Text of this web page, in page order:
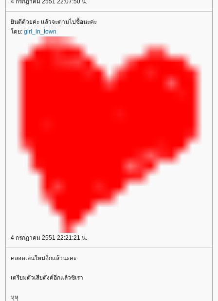
ินดีด้วยค่ะ เเล้วจะตามไปซื้อนะค่ะ
ดย: girl_in_town
4 กรกฎาคม 2551 22:21:21 น.
คลอดเล่นใหม่อีกแล้วนะคะ
เตรียมตัวเสียตังค์อีกแล้วซิเรา
หุหุ